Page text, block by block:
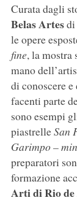
Curata dagli
Belas Artesdi
le opere
fine, la mostra
mano
di conoscere
facenti parte
sono esempi
piastrelleSan
Garimpo –
preparatori
formazione
Arti di Rio